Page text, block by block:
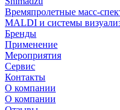
Времяпролетные масс-
MALDI и системы
Бренды
Применение
Мероприятия
Сервис
Контакты
О компании
О компании